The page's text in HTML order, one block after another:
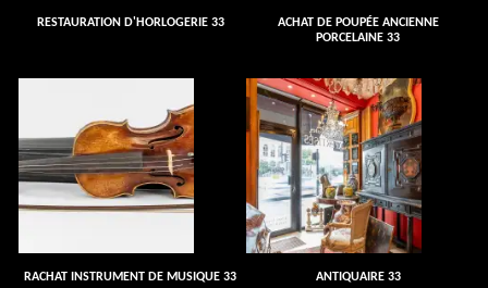
RESTAURATION D'HORLOGERIE 33
ACHAT DE POUPÉE ANCIENNE
PORCELAINE 33
RACHAT INSTRUMENT DE MUSIQUE 33 ANTIQUAIRE 33